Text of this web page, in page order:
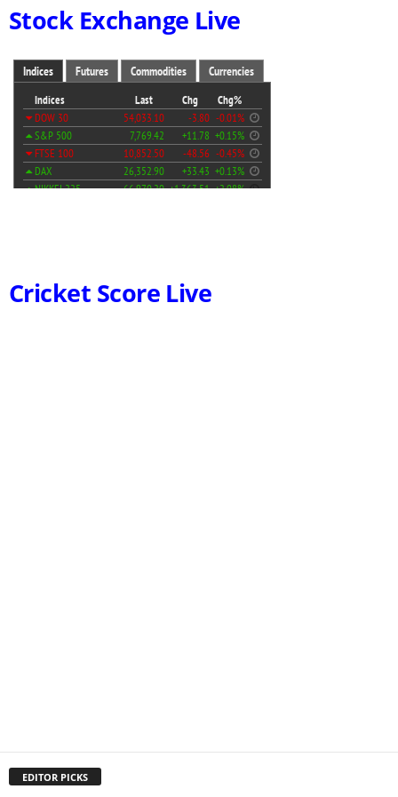
Stock Exchange Live
Cricket Score Live
EDITOR PICKS